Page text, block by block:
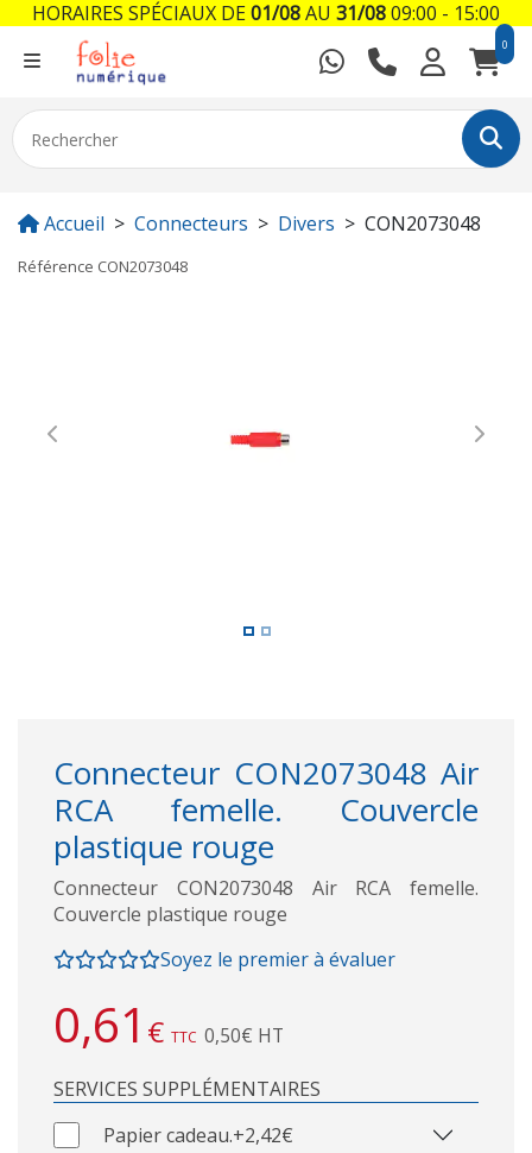
0
Accueil Connecteurs Divers CON2073048
Référence CON2073048
Previous Next
Connecteur CON2073048 Air
RCA femelle. Couvercle
plastique rouge
Connecteur CON2073048 Air RCA femelle.
Couvercle plastique rouge
Soyez le premier à évaluer
0,61 € TTC 0,50€ HT
SERVICES SUPPLÉMENTAIRES
Papier cadeau.+2,42€
HORAIRES SPÉCIAUX DE01/08AU 31/0809:00 - 15:00